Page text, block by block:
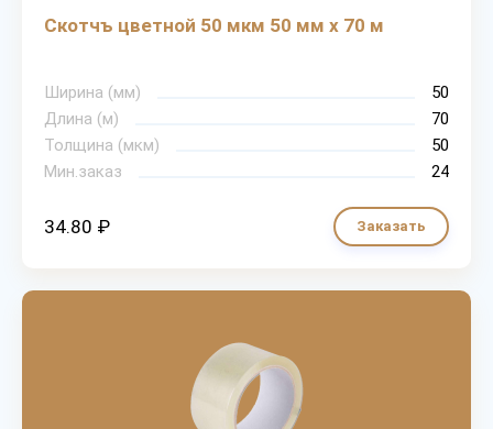
Скотчъ цветной 50 мкм 50 мм х 70 м
Ширина (мм)
50
Длина (м)
70
Толщина (мкм)
50
Мин.заказ
24
34.80 ₽ Заказать